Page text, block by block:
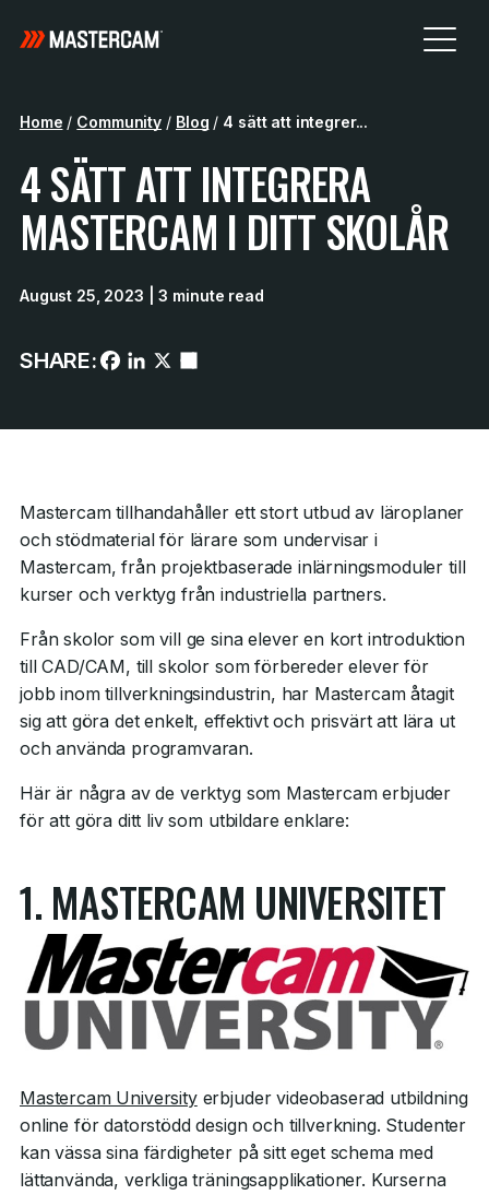
Home / Community / Blog / 4 sätt att integrer...
4 SÄTT ATT INTEGRERA
MASTERCAM I DITT SKOLÅR
August 25, 2023 | 3 minute read
SHARE:
Mastercam tillhandahåller ett stort utbud av läroplaner
och stödmaterial för lärare som undervisar i
Mastercam, från projektbaserade inlärningsmoduler till
kurser och verktyg från industriella partners.
Från skolor som vill ge sina elever en kort introduktion
till CAD/CAM, till skolor som förbereder elever för
jobb inom tillverkningsindustrin, har Mastercam åtagit
sig att göra det enkelt, effektivt och prisvärt att lära ut
och använda programvaran.
Här är några av de verktyg som Mastercam erbjuder
för att göra ditt liv som utbildare enklare:
1. MASTERCAM UNIVERSITET
Mastercam Universityerbjuder videobaserad utbildning
online för datorstödd design och tillverkning. Studenter
kan vässa sina färdigheter på sitt eget schema med
lättanvända, verkliga träningsapplikationer. Kurserna